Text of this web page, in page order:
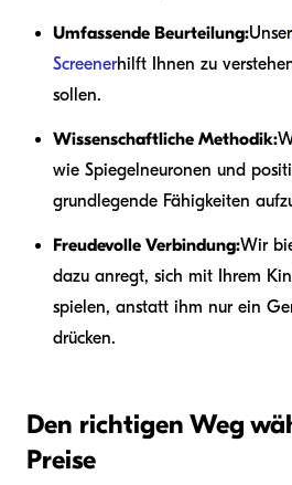
Umfassende Beurteilung:Unser
Screenerhilft Ihnen zu
sollen.
Wissenschaftliche Methodik:
wie Spiegelneuronen und
grundlegende Fähigkeiten
Freudevolle Verbindung:Wir
dazu anregt, sich mit Ihrem
spielen, anstatt ihm nur ein
drücken.
Den richtigen Weg
Preise